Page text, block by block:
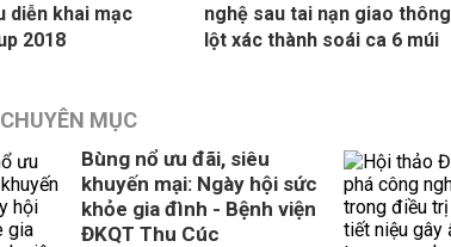
diễn khai mạc
2018
nghệ sau tai nạn giao thông
lột xác thành soái ca 6 múi
MỤC
Bùng nổ ưu đãi, siêu
khuyến mại: Ngày hội sức
khỏe gia đình - Bệnh viện
ĐKQT Thu Cúc